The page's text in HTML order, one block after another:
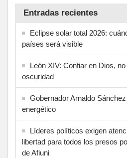
Entradas recientes
Eclipse solar total 2026:
países será visible
León XIV: Confiar en Dios,
oscuridad
Gobernador Arnaldo
energético
Líderes políticos exigen
libertad para todos los presos
de Afiuni